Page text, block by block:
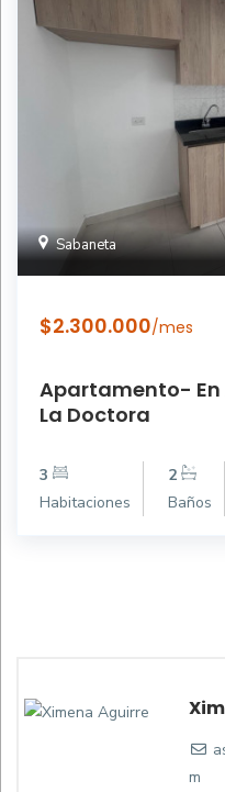
Sabaneta
$2.300.000/mes
Apartamento-
La Doctora
3
Habitaciones
2
Baños
m